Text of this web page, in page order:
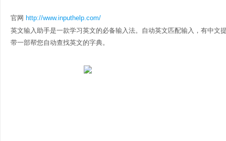
官网 http://www.inputhelp.com/
英文输入助手是一款学习英文的必备输入法。自动英文匹配输入，有中文
带一部帮您自动查找英文的字典。